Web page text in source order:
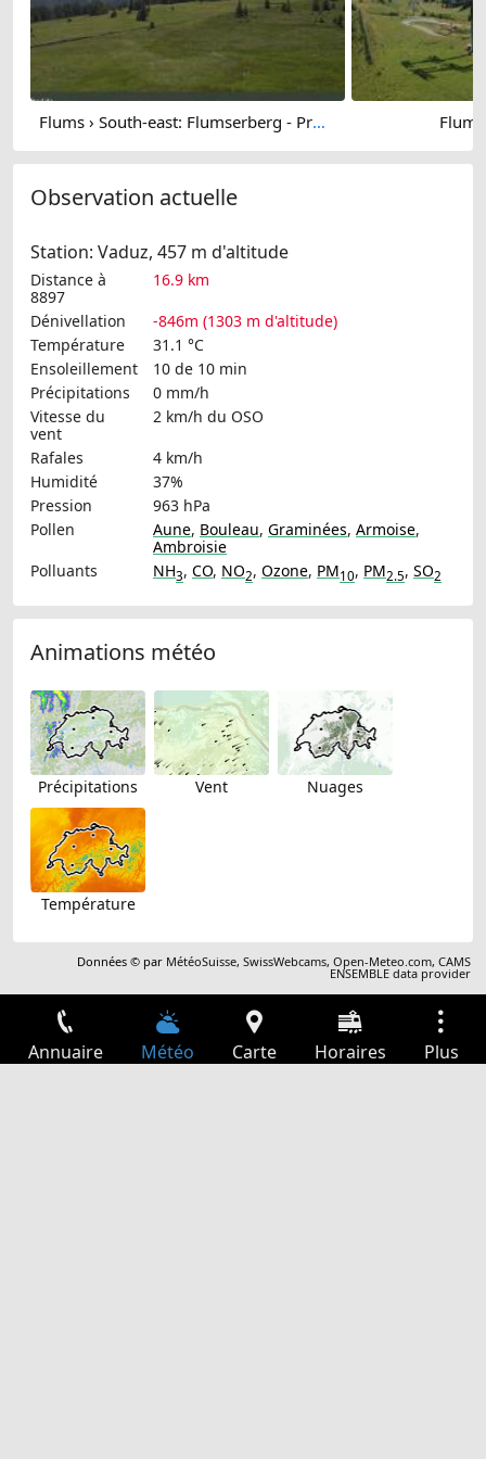
Flums › South-east: Flumserberg - Prodalp
Observation actuelle
Station: Vaduz, 457 m d'altitude
Distance à
8897
16.9 km
Dénivellation
-846m (1303 m d'altitude)
Température
31.1 °C
Ensoleillement
10 de 10 min
Précipitations
0 mm/h
Vitesse du
vent
2 km/h du OSO
Rafales
4 km/h
Humidité
37%
Pression
963 hPa
Pollen
Aune, Bouleau, Graminées, Armoise,
Ambroisie
Polluants
NH3, CO, NO2, Ozone, PM10, PM2.5, SO2
Animations météo
Précipitations Vent Nuages
Température
Données © par MétéoSuisse,SwissWebcams,Open-Meteo.com,CAMS
ENSEMBLE data provider
Annuaire Météo Carte Horaires Plus